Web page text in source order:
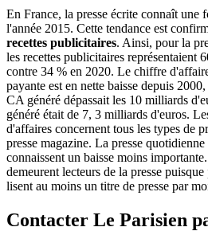
En France, la presse écrite connaît une
l'année 2015. Cette tendance est
recettes publicitaires. Ainsi, pour la
les recettes publicitaires représentaient
contre 34 % en 2020. Le chiffre
payante est en nette baisse depuis
CA généré dépassait les 10 milliards
généré était de 7, 3 milliards d'euros.
d'affaires concernent tous les types de
presse magazine. La presse
connaissent un baisse moins
demeurent lecteurs de la presse
lisent au moins un titre de presse par
Contacter Le Parisien